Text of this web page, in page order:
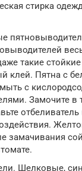
стирка
такие
клей. Пятна с
с
Замочите в
отбеливатель
замачивания
Шелковые,